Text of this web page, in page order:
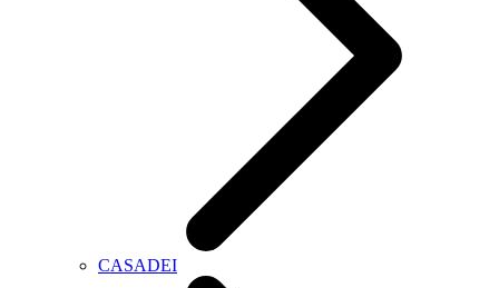
CASADEI